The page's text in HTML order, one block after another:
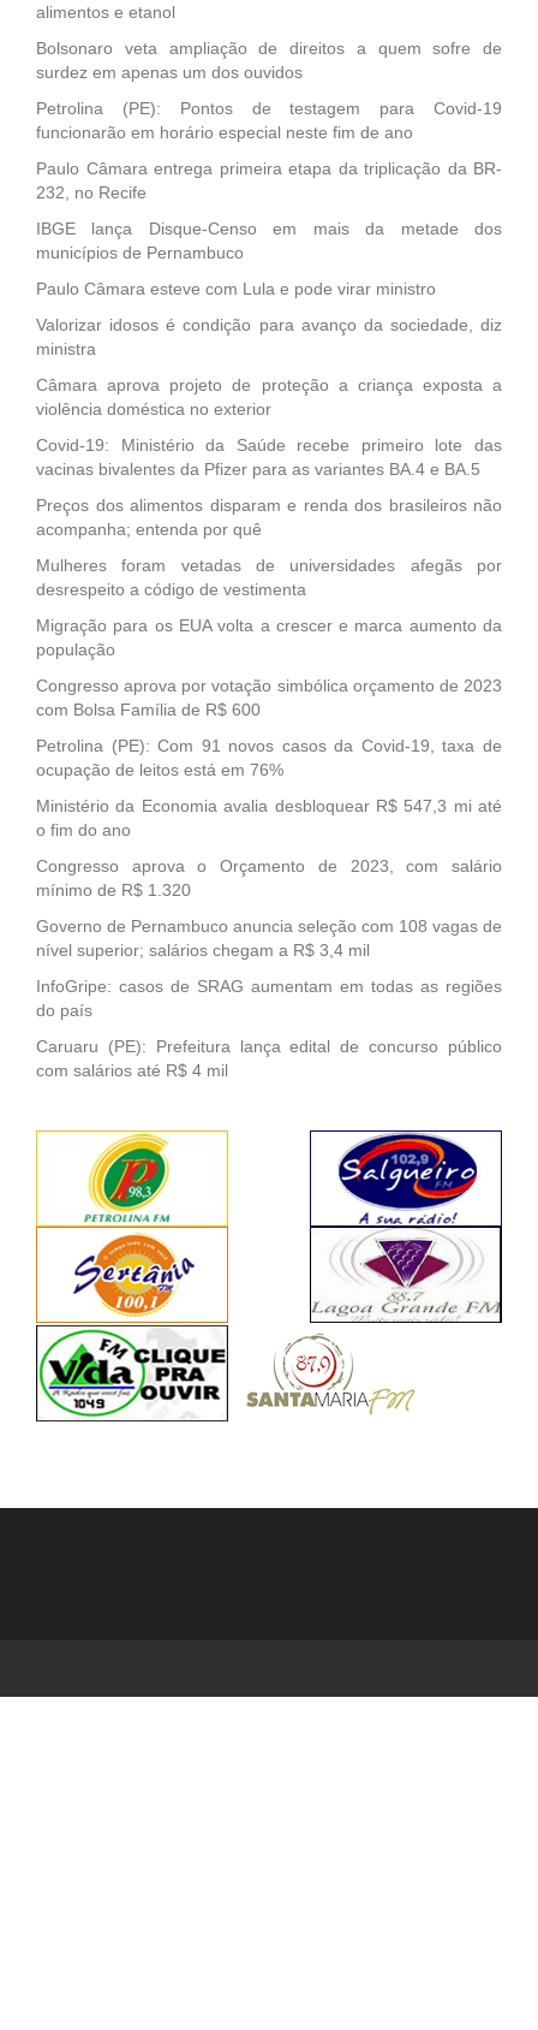
alimentos e etanol
Bolsonaro veta ampliação de direitos a quem sofre de
surdez em apenas um dos ouvidos
Petrolina (PE): Pontos de testagem para Covid-19
funcionarão em horário especial neste fim de ano
Paulo Câmara entrega primeira etapa da triplicação da BR-
232, no Recife
IBGE lança Disque-Censo em mais da metade dos
municípios de Pernambuco
Paulo Câmara esteve com Lula e pode virar ministro
Valorizar idosos é condição para avanço da sociedade, diz
ministra
Câmara aprova projeto de proteção a criança exposta a
violência doméstica no exterior
Covid-19: Ministério da Saúde recebe primeiro lote das
vacinas bivalentes da Pfizer para as variantes BA.4 e BA.5
Preços dos alimentos disparam e renda dos brasileiros não
acompanha; entenda por quê
Mulheres foram vetadas de universidades afegãs por
desrespeito a código de vestimenta
Migração para os EUA volta a crescer e marca aumento da
população
Congresso aprova por votação simbólica orçamento de 2023
com Bolsa Família de R$ 600
Petrolina (PE): Com 91 novos casos da Covid-19, taxa de
ocupação de leitos está em 76%
Ministério da Economia avalia desbloquear R$ 547,3 mi até
o fim do ano
Congresso aprova o Orçamento de 2023, com salário
mínimo de R$ 1.320
Governo de Pernambuco anuncia seleção com 108 vagas de
nível superior; salários chegam a R$ 3,4 mil
InfoGripe: casos de SRAG aumentam em todas as regiões
do país
Caruaru (PE): Prefeitura lança edital de concurso público
com salários até R$ 4 mil